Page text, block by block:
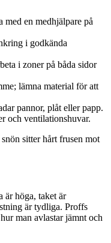
en medhjälpare på
i godkända
i zoner på båda sidor
lämna material för att
pannor, plåt eller papp.
och ventilationshuvar.
sitter hårt frusen mot
är höga, taket är
är tydliga. Proffs
man avlastar jämnt och